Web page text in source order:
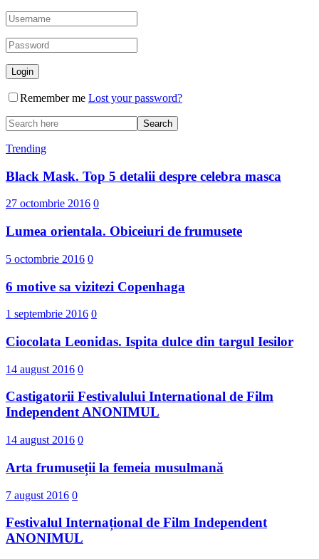
Remember me Lost your password?
Trending
Black Mask. Top 5 detalii despre celebra masca
27 octombrie 2016 0
Lumea orientala. Obiceiuri de frumusete
5 octombrie 2016 0
6 motive sa vizitezi Copenhaga
1 septembrie 2016 0
Ciocolata Leonidas. Ispita dulce din targul Iesilor
14 august 2016 0
Castigatorii Festivalului International d​e Film
Independent ANONIMUL
14 august 2016 0
Arta frumuseții la femeia musulmană
7 august 2016 0
Festivalul Internațional de Film Independent
ANONIMUL